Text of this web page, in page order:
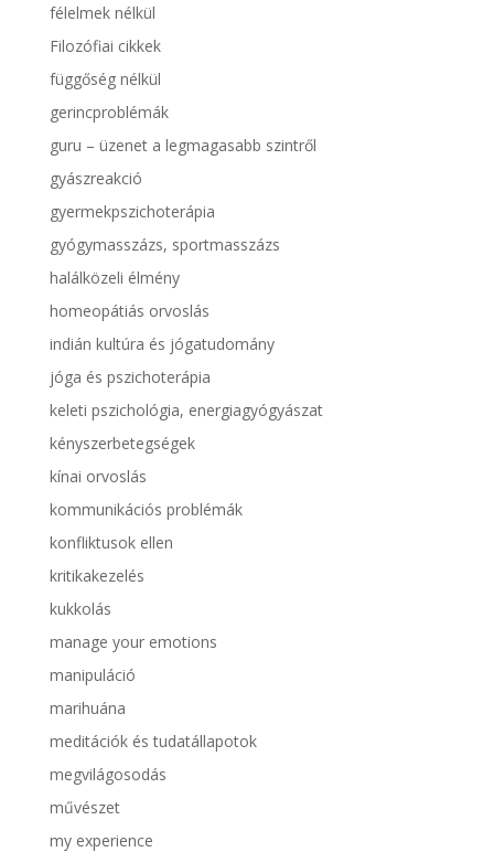
félelmek nélkül
Filozófiai cikkek
függőség nélkül
gerincproblémák
guru – üzenet a legmagasabb szintről
gyászreakció
gyermekpszichoterápia
gyógymasszázs, sportmasszázs
halálközeli élmény
homeopátiás orvoslás
indián kultúra és jógatudomány
jóga és pszichoterápia
keleti pszichológia, energiagyógyászat
kényszerbetegségek
kínai orvoslás
kommunikációs problémák
konfliktusok ellen
kritikakezelés
kukkolás
manage your emotions
manipuláció
marihuána
meditációk és tudatállapotok
megvilágosodás
művészet
my experience